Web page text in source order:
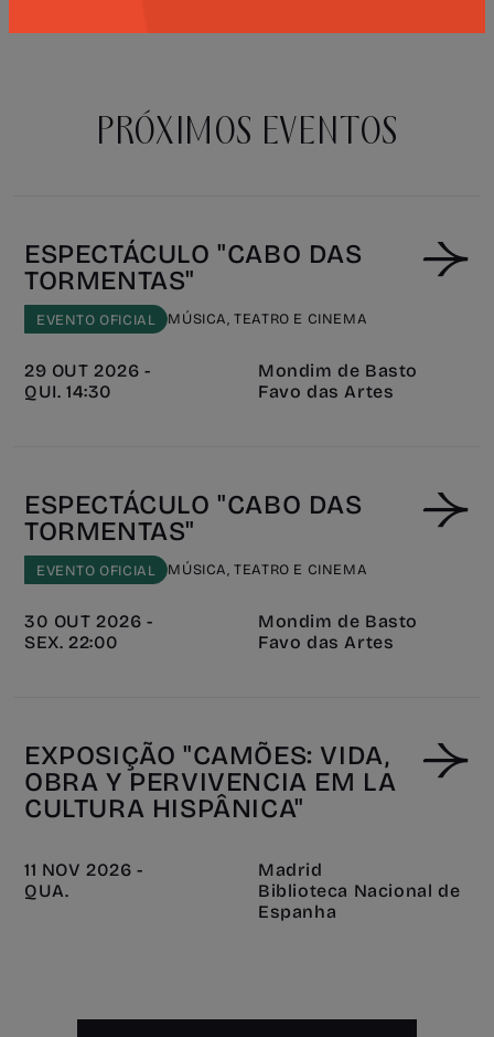
PRÓXIMOS EVENTOS
ESPECTÁCULO "CABO DAS
TORMENTAS"
EVENTO OFICIAL MÚSICA, TEATRO E CINEMA
29 OUT 2026 -
QUI. 14:30
Mondim de Basto
Favo das Artes
ESPECTÁCULO "CABO DAS
TORMENTAS"
EVENTO OFICIAL MÚSICA, TEATRO E CINEMA
30 OUT 2026 -
SEX. 22:00
Mondim de Basto
Favo das Artes
EXPOSIÇÃO "CAMÕES: VIDA,
OBRA Y PERVIVENCIA EM LA
CULTURA HISPÂNICA"
11 NOV 2026 -
QUA.
Madrid
Biblioteca Nacional de
Espanha